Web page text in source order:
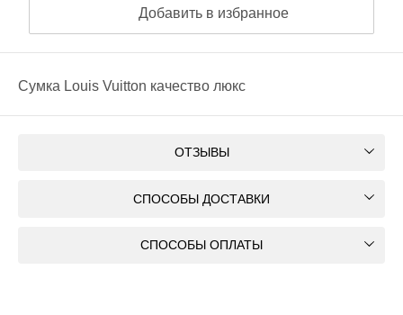
Добавить в избранное
Сумка Louis Vuitton качество люкс
ОТЗЫВЫ
СПОСОБЫ ДОСТАВКИ
СПОСОБЫ ОПЛАТЫ